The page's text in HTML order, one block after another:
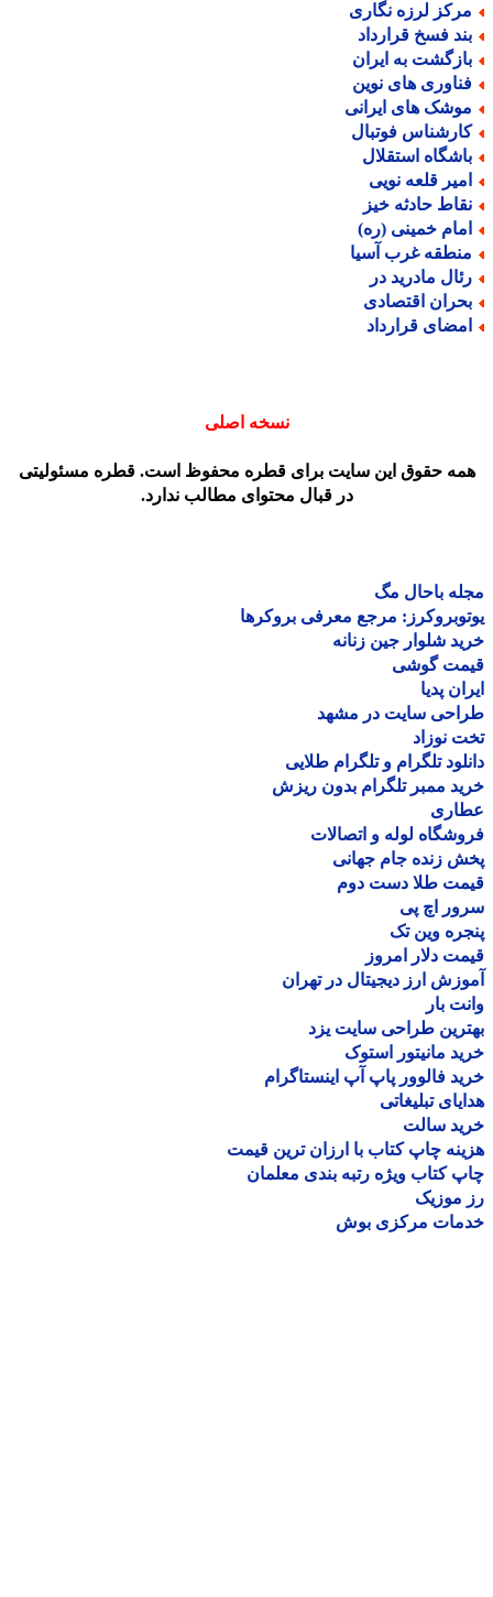
لرزه نگاری
فسخ قرارداد
به ایران
های نوین
های ایرانی
فوتبال
استقلال
قلعه نویی
حادثه خیز
خمینی (ره)
غرب آسیا
مادرید در
اقتصادی
قرارداد
نسخه اصلی
حقوق این سایت برای قطره محفوظ است. قطره مسئولیتی
در قبال محتوای مطالب ندارد.
باحال مگ
مرجع معرفی بروکرها
شلوار جین زنانه
گوشی
پدیا
سایت در مشهد
نوزاد
تلگرام و تلگرام طلایی
ممبر تلگرام بدون ریزش
لوله و اتصالات
زنده جام جهانی
طلا دست دوم
اچ پی
وین تک
دلار امروز
ارز دیجیتال در تهران
بار
طراحی سایت یزد
مانیتور استوک
فالوور پاپ آپ اینستاگرام
تبلیغاتی
سالت
چاپ کتاب با ارزان ترین قیمت
کتاب ویژه رتبه بندی معلمان
موزیک
مرکزی بوش